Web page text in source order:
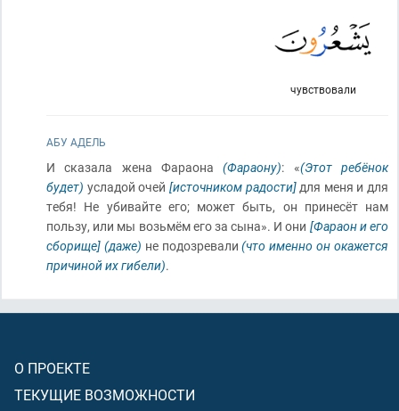
чувствовали
АБУ АДЕЛЬ
И сказала жена Фараона(Фараону): «(Этот ребёнок
будет) усладой очей [источником радости]для меня и для
тебя! Не убивайте его; может быть, он принесёт нам
пользу, или мы возьмём его за сына». И они [Фараон и его
сборище] (даже) не подозревали(что именно он окажется
причиной их гибели).
О ПРОЕКТЕ
ТЕКУЩИЕ ВОЗМОЖНОСТИ